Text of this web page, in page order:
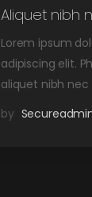
Aliquet nibh
Lorem ipsum
adipiscing elit.
aliquet nibh nec
by